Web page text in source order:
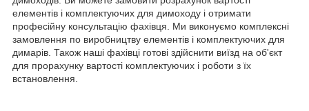
елементів і комплектуючих для димоходу і отримати
професійну консультацію фахівця. Ми виконуємо комплексні
замовлення по виробництву елементів і комплектуючих для
димарів. Також наші фахівці готові здійснити виїзд на об'єкт
для прорахунку вартості комплектуючих і роботи з їх
встановлення.